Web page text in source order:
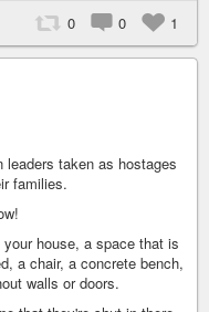
0 0 1
taken as hostages
families.
house, a space that is
a chair, a concrete bench,
walls or doors.